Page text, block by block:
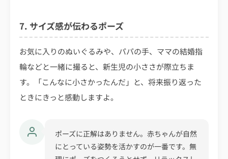
7. サイズ感が伝わるポーズ
お気に入りのぬいぐるみや、パパの手、ママの結婚指
輪などと一緒に撮ると、新生児の小ささが際立ちま
す。「こんなに小さかったんだ」と、将来振り返った
ときにきっと感動しますよ。
ポーズに正解はありません。赤ちゃんが自然
にとっている姿勢を活かすのが一番です。無